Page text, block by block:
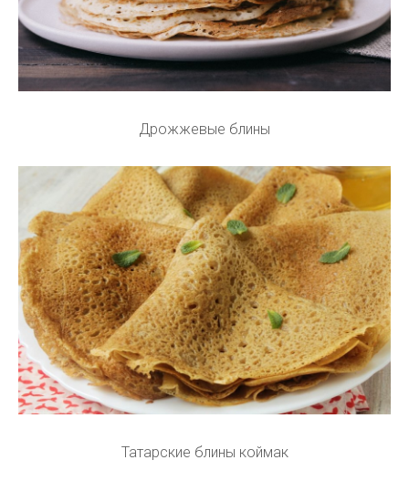
Дрожжевые блины
Татарские блины коймак